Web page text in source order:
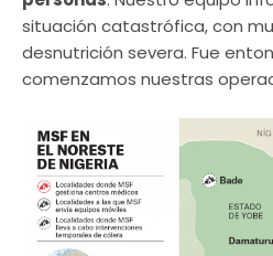
situación catastrófica, con
desnutrición severa. Fue
comenzamos nuestras